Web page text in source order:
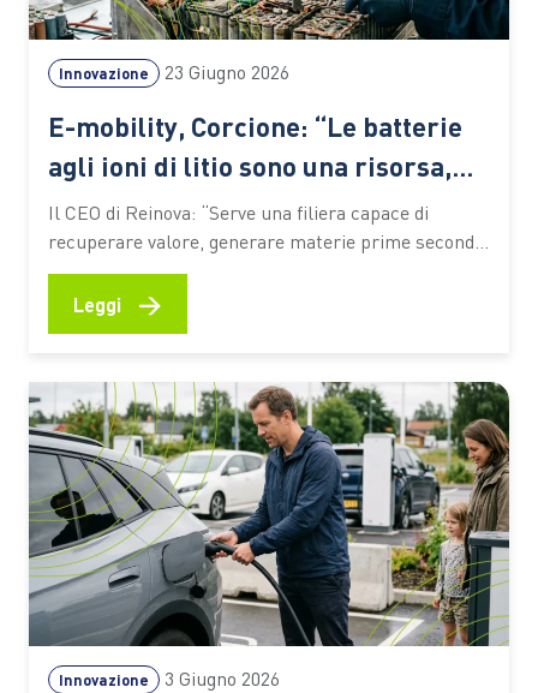
Innovazione 23 Giugno 2026
E-mobility, Corcione: “Le batterie
agli ioni di litio sono una risorsa,
non un rifiuto”
Il CEO di Reinova: “Serve una filiera capace di
recuperare valore, generare materie prime seconde
e preparare il Paese alle sfide della transizione
energetica. Le competenze saranno il fattore
automotive e pone nuove sfide lungo l’intero ciclo di
vita dei veicoli.…
Leggi →
Innovazione 3 Giugno 2026